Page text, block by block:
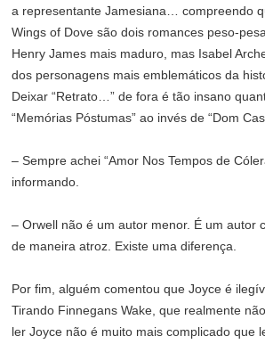
a representante Jamesiana… compreendo
Wings of Dove são dois romances peso-
Henry James mais maduro, mas Isabel
dos personagens mais emblemáticos da
Deixar “Retrato…” de fora é tão insano
“Memórias Póstumas” ao invés de “Dom
– Sempre achei “Amor Nos Tempos de
informando.
– Orwell não é um autor menor. É um autor
de maneira atroz. Existe uma diferença.
Por fim, alguém comentou que Joyce é
Tirando Finnegans Wake, que realmente
ler Joyce não é muito mais complicado que